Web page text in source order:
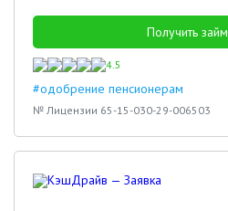
Получить займ
4.5
#одобрение пенсионерам
№ Лицензии 65-15-030-29-006503